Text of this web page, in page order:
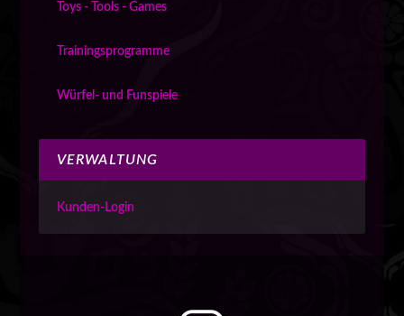
Toys - Tools - Games
Trainingsprogramme
Würfel- und Funspiele
VERWALTUNG
Kunden-Login